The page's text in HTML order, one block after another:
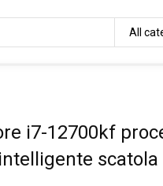
All
i7-12700kf
scatola